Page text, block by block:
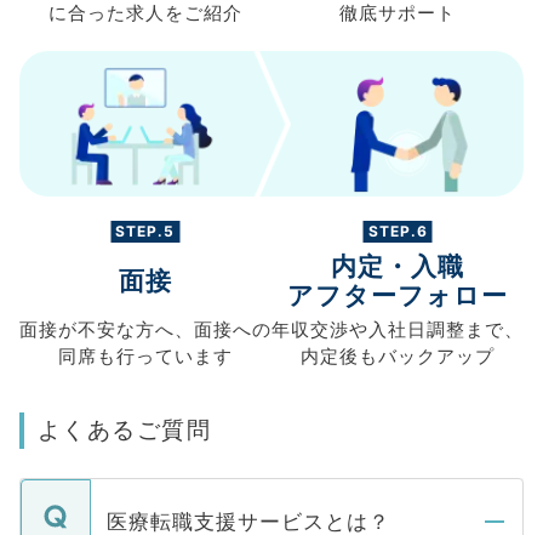
に合った求人を ご紹介
徹底サポート
STEP.5
面接
面接が不安な方へ、 面接への
同席も行っています
STEP.6
内定・入職
アフターフォロー
年収交渉や入社日調整まで、
内定後もバックアップ
よくあるご質問
医療転職支援サービスとは？